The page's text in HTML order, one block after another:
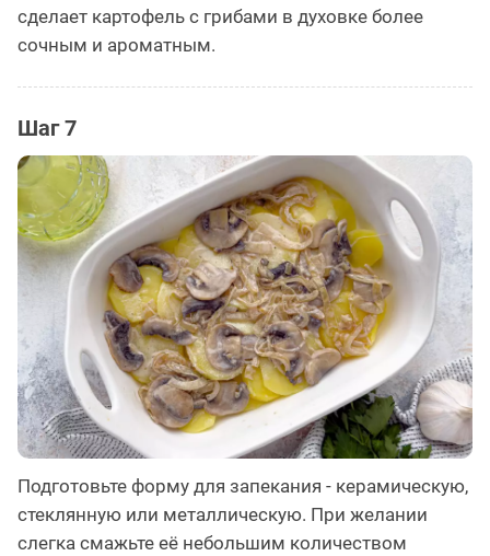
сделает картофель с грибами в духовке более
сочным и ароматным.
Шаг 7
Подготовьте форму для запекания - керамическую,
стеклянную или металлическую. При желании
слегка смажьте её небольшим количеством